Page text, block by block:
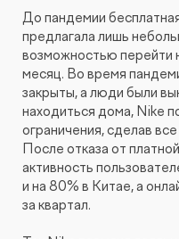
До пандемии
предлагала лишь
возможностью перейти
месяц. Во время
закрыты, а люди были
находиться дома, Nike
ограничения, сделав
После отказа от
активность
и на 80% в Китае, а
за квартал.